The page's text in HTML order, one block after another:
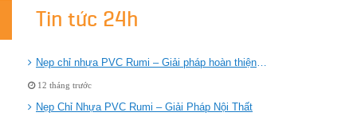
Tin tức 24h
Nẹp chỉ nhựa PVC Rumi – Giải pháp hoàn thiện bề mặt thẩm mỹ và bền bỉ
12 tháng trước
Nẹp Chỉ Nhựa PVC Rumi – Giải Pháp Nội Thất